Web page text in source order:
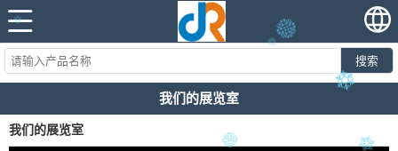
搜索
我们的展览室
我们的展览室